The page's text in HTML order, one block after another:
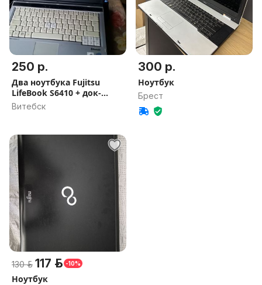
250 р.
Два ноутбука Fujitsu
LifeBook S6410 + док-
станция.
Витебск
300 р.
Ноутбук
Брест
130 р. 117 р. -10%
Ноутбук